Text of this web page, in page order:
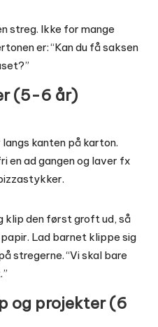
streg. Ikke for mange
er: “Kan du få saksen
(5-6 år)
kanten på karton.
en ad gangen og laver fx
klip den først groft ud, så
Lad barnet klippe sig
“Vi skal bare
og projekter (6